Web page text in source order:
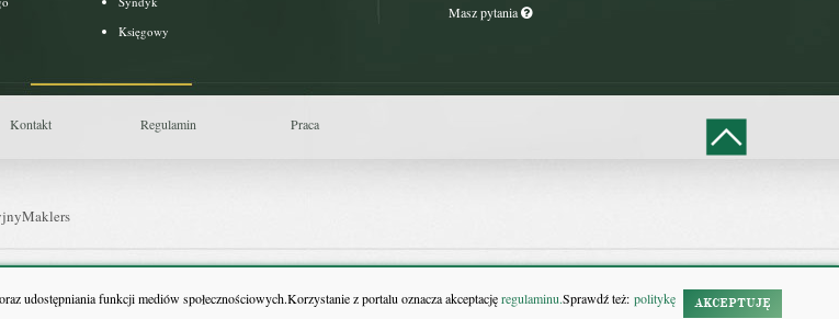
udostępniania funkcji mediów społecznościowych.Korzystanie z portalu oznacza akceptacjęregulaminu.Sprawdź też: politykę
AKCEPTUJĘ
Księgowy
Masz pytania
Kontakt Regulamin Praca
Maklers